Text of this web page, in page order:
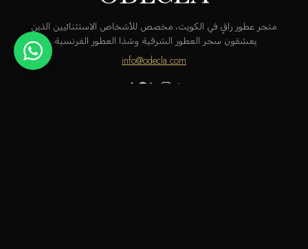
متجر عطور راقٍ في الكويت، مخصص للأشخاص الاستثنائيين الذين
يعشقون سحر العطور الشرقية وشذا العطور الفرنسية.
info@odecla.com